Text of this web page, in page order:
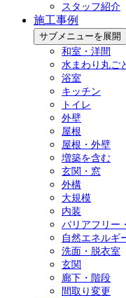
スタッフ紹介
施工事例
サブメニューを展開
和室・洋間
水まわり丸ご
浴室
キッチン
トイレ
外壁
屋根
屋根・外壁
増築を含む
玄関・窓
外構
大規模
内装
バリアフリー
自然エネルギ
洗面・脱衣室
玄関
廊下・階段
間取り変更